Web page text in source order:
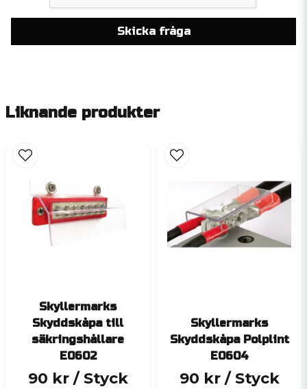
Skicka fråga
Liknande produkter
Skyllermarks
Skyddskåpa till
säkringshållare
E0602
90 kr / Styck
Skyllermarks
Skyddskåpa Polplint
E0604
90 kr / Styck